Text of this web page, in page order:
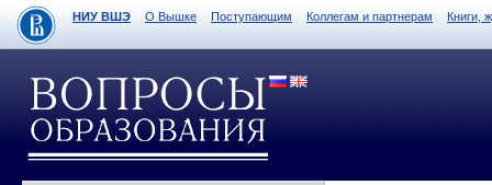
НИУ ВШЭ О Вышке Поступающим Коллегам и партнерам Книги,